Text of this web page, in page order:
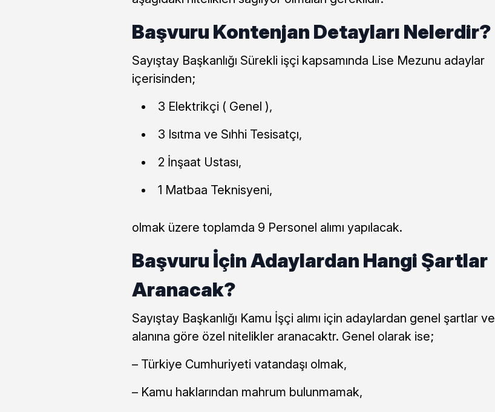
Başvuru Kontenjan Detayları Nelerdir?
Sayıştay Başkanlığı Sürekli işçi kapsamında Lise Mezunu adaylar
içerisinden;
3 Elektrikçi ( Genel ),
3 Isıtma ve Sıhhi Tesisatçı,
2 İnşaat Ustası,
1 Matbaa Teknisyeni,
olmak üzere toplamda 9 Personel alımı yapılacak.
Başvuru İçin Adaylardan Hangi Şartlar
Aranacak?
Sayıştay Başkanlığı Kamu İşçi alımı için adaylardan genel şartlar ve
alanına göre özel nitelikler aranacaktr. Genel olarak ise;
– Türkiye Cumhuriyeti vatandaşı olmak,
– Kamu haklarından mahrum bulunmamak,